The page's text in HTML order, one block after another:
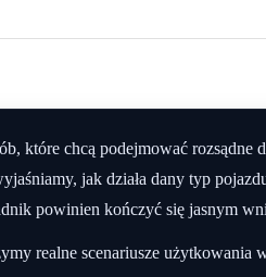
które chcą podejmować
jak działa dany typ
powinien kończyć się jasnym
realne scenariusze